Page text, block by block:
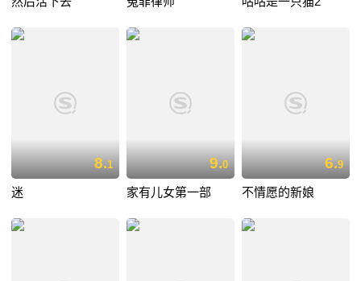
8.1
迷
9.0
家有儿女第一部
6.9
不情愿的新娘